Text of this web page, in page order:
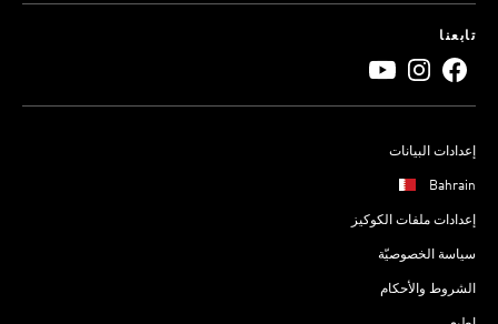
تابعنا
إعدادات البيانات
Bahrain
إعدادات ملفات الكوكيز
سياسة الخصوصيّة
الشروط والأحكام